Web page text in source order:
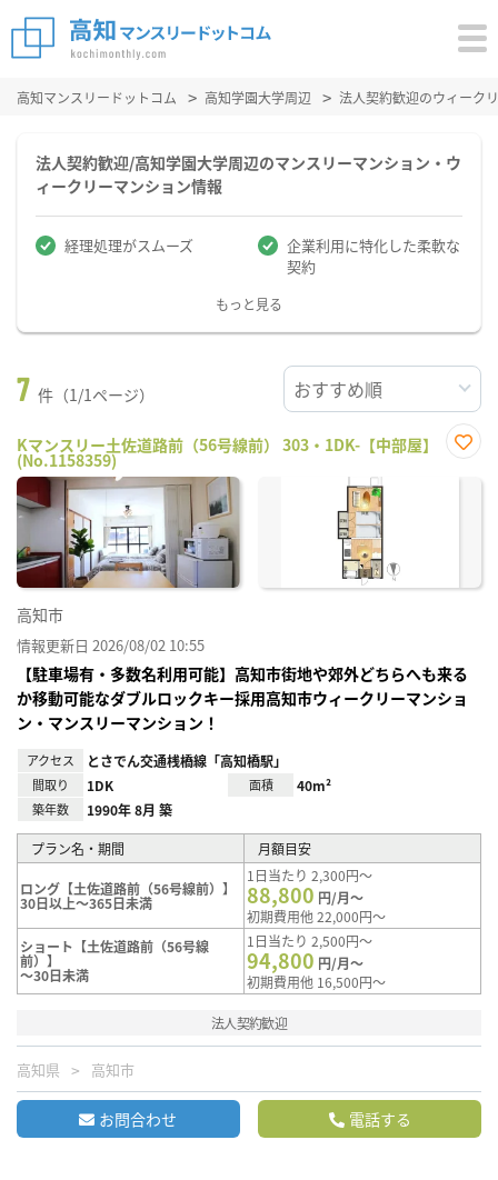
高知マンスリードットコム 高知学園大学周辺 法人契約歓迎のウィーク
法人契約歓迎/高知学園大学周辺のマンスリーマンション・ウ
ィークリーマンション情報
経理処理がスムーズ
企業利用に特化した柔軟な
契約
もっと見る
7 件（1/1ページ）
Kマンスリー土佐道路前（56号線前） 303・1DK-【中部屋】
(No.1158359)
に入
高知市
情報更新日 2026/08/02 10:55
【駐車場有・多数名利用可能】高知市街地や郊外どちらへも来る
か移動可能なダブルロックキー採用高知市ウィークリーマンショ
ン・マンスリーマンション！
アクセス とさでん交通桟橋線「高知橋駅」
間取り 1DK 面積 40m²
築年数 1990年 8月 築
プラン名・期間 月額目安
ロング【土佐道路前（56号線前）】
30日以上～365日未満
1日当たり 2,300円～
88,800 円/月～
初期費用他 22,000円～
ショート【土佐道路前（56号線
前）】
～30日未満
1日当たり 2,500円～
94,800 円/月～
初期費用他 16,500円～
法人契約歓迎
高知県 高知市
お問合わせ 電話する